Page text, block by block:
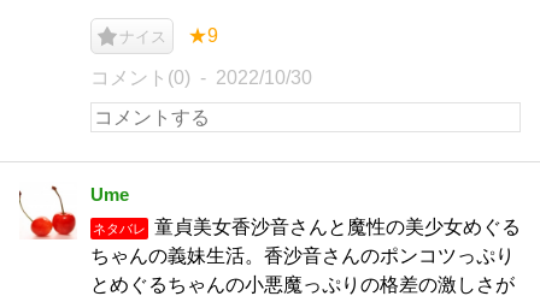
ナイス ★9
コメント(0) 2022/10/30
Ume
ネタバレ
童貞美女香沙音さんと魔性の美少女めぐる
ちゃんの義妹生活。香沙音さんのポンコツっぷり
とめぐるちゃんの小悪魔っぷりの格差の激しさが